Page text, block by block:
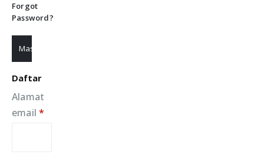
Forgot
Password?
Masuk
Daftar
Alamat
email*